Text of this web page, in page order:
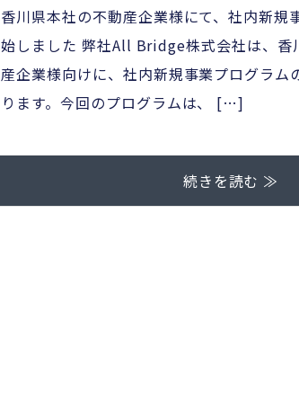
香川県本社の不動産企業様にて、社内新規
始しました 弊社All Bridge株式会社は、香
産企業様向けに、社内新規事業プログラム
ります。今回のプログラムは、 […]
続きを読む ≫